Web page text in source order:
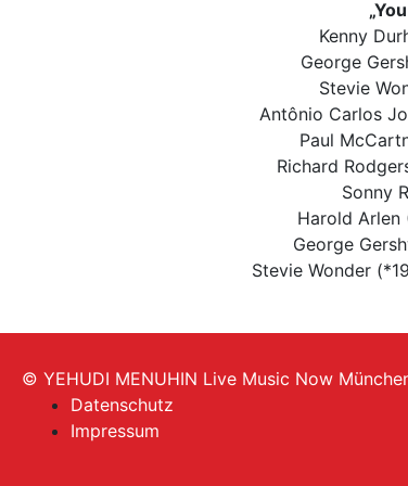
Kenny
George
Stevie
Antônio Carlos
Paul
Richard
Sonny
Harold Arlen
George
Stevie Wonder
© YEHUDI MENUHIN Live Music Now
Datenschutz
Impressum